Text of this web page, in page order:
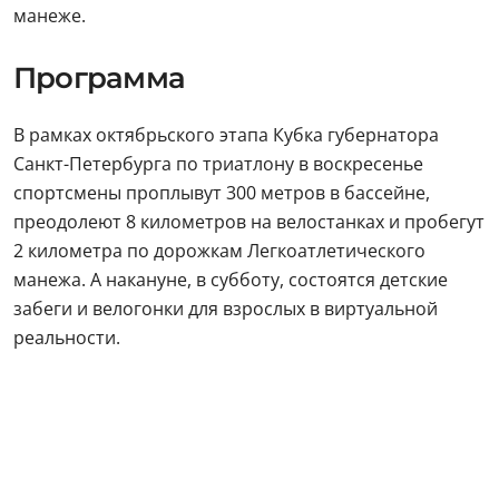
манеже.
Программа
В рамках октябрьского этапа Кубка губернатора
Санкт-Петербурга по триатлону в воскресенье
спортсмены проплывут 300 метров в бассейне,
преодолеют 8 километров на велостанках и пробегут
2 километра по дорожкам Легкоатлетического
манежа. А накануне, в субботу, состоятся детские
забеги и велогонки для взрослых в виртуальной
реальности.